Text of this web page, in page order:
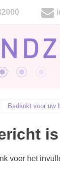
Bedankt voor uw
voor het